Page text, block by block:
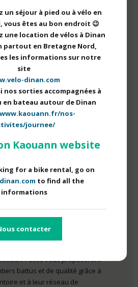
pour que votre séjour soit le plus
:
possible (ou
réutilisables
dans la nature, vous les
de randonnée afin de ne
de faire profiter l’économie
ces actions en œuvre permettra
touristique verte et durable en
le tourisme de demain !
Elles vous proposeront
battus et de qualité grâce à
et à leur réseau de
un séjour à pied ou à vélo en
vous êtes au bon endroit 😉
une location de vélos à Dinan
partout en Bretagne Nord,
les informations sur notre
site
dinan.com
nos sorties accompagnées à
en bateau autour de Dinan
nos-
journee/
Kaouann website
for a bike rental, go on
to find all the
informations
contacter